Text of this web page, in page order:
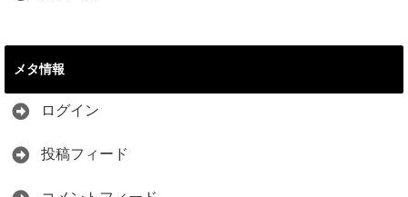
メタ情報
ログイン
投稿フィード